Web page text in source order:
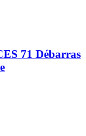
71 Débarras